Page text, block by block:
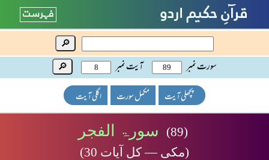
🔎
سورت نمبر آیت نمبر 🔎
پچھلی آیت مکمل سورت اگلی آیت
(89) سورۃ الفجر
(مکی — کل آیات 30)